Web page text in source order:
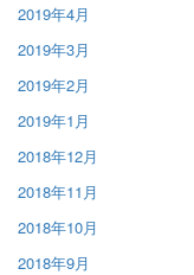
2019年4月
2019年3月
2019年2月
2019年1月
2018年12月
2018年11月
2018年10月
2018年9月